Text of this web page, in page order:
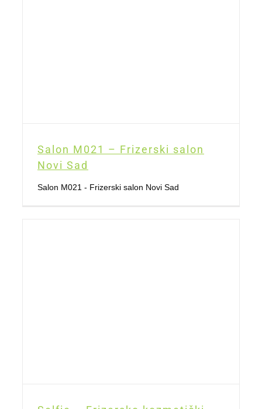
Salon M021 – Frizerski salon
Novi Sad
Salon M021 - Frizerski salon Novi Sad